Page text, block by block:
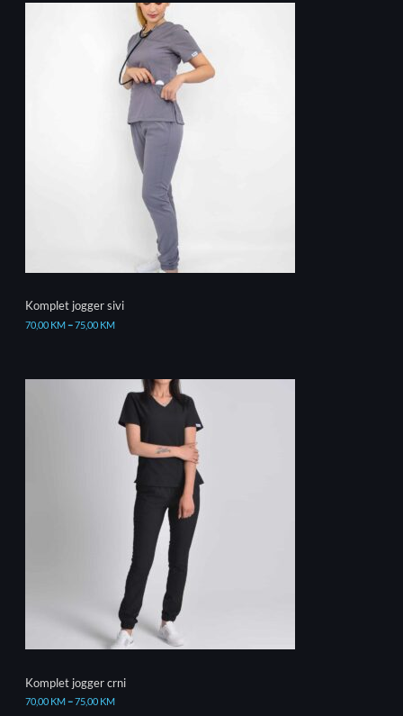
Komplet jogger sivi
70,00 KM–75,00 KM
Komplet jogger crni
70,00 KM–75,00 KM